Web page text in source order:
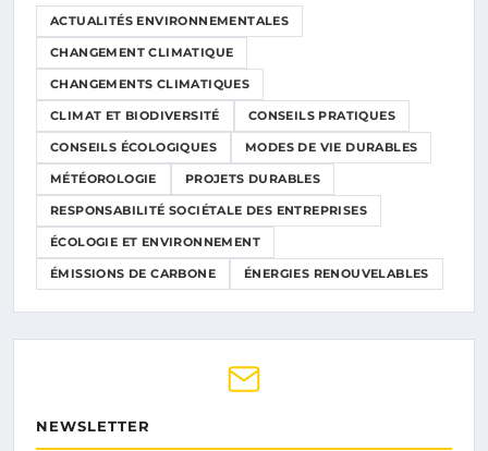
ACTUALITÉS ENVIRONNEMENTALES
CHANGEMENT CLIMATIQUE
CHANGEMENTS CLIMATIQUES
CLIMAT ET BIODIVERSITÉ CONSEILS PRATIQUES
CONSEILS ÉCOLOGIQUES MODES DE VIE DURABLES
MÉTÉOROLOGIE PROJETS DURABLES
RESPONSABILITÉ SOCIÉTALE DES ENTREPRISES
ÉCOLOGIE ET ENVIRONNEMENT
ÉMISSIONS DE CARBONE ÉNERGIES RENOUVELABLES
NEWSLETTER